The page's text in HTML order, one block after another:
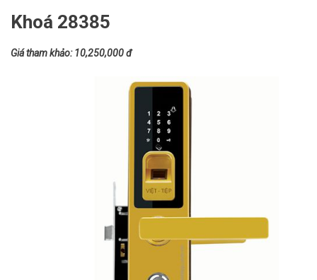
Khoá 28385
Giá tham khảo: 10,250,000 đ